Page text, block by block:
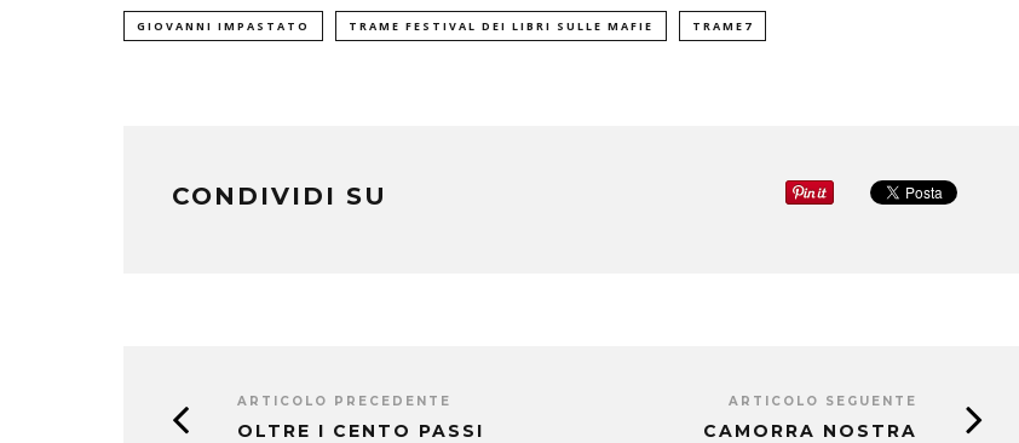
GIOVANNI IMPASTATO TRAME FESTIVAL DEI LIBRI SULLE MAFIE TRAME7
CONDIVIDI SU
ARTICOLO PRECEDENTE
OLTRE I CENTO PASSI
ARTICOLO SEGUENTE
CAMORRA NOSTRA